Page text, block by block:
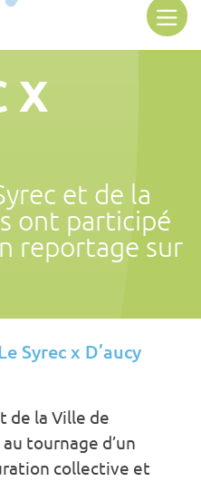
X
et de la
ont participé
reportage sur
Syrec x D’aucy
de la Ville de
tournage d’un
collective et